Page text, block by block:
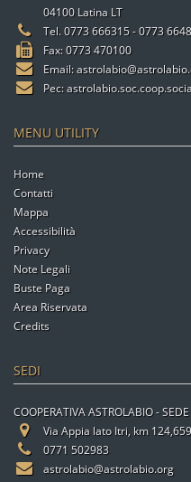
04100 Latina LT
Tel. 0773 666315 - 0773
Fax: 0773 470100
Email:
Pec:
MENU UTILITY
Home
Contatti
Mappa
Accessibilità
Privacy
Note Legali
Buste Paga
Area Riservata
Credits
SEDI
COOPERATIVA ASTROLABIO -
Via Appia lato Itri, km
0771 502983
astrolabio@astrolabio.org